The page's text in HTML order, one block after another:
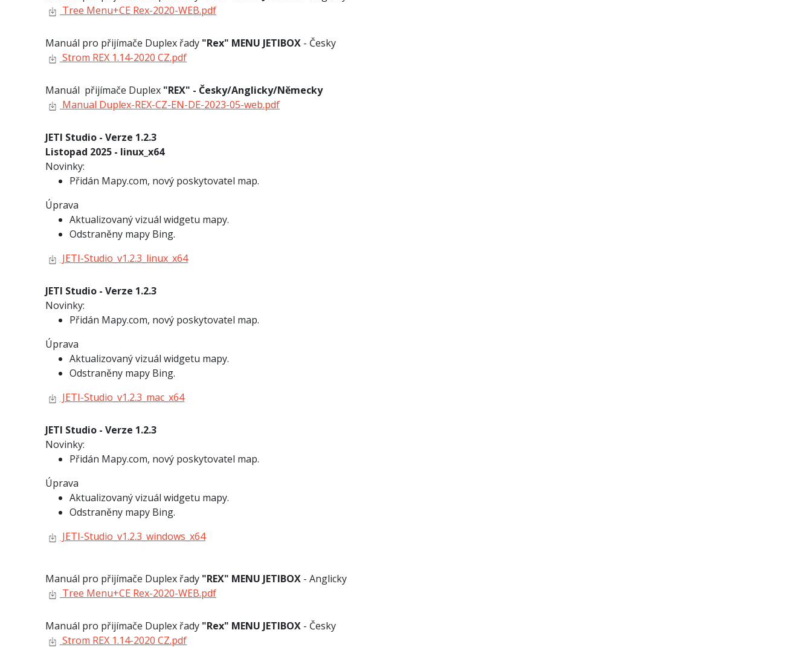
Tree Menu+CE Rex-2020-WEB.pdf
Manuál pro přijímače Duplex řady "Rex" MENU JETIBOX - Česky
Strom REX 1.14-2020 CZ.pdf
Manuál přijímače Duplex "REX" - Česky/Anglicky/Německy
Manual Duplex-REX-CZ-EN-DE-2023-05-web.pdf
JETI Studio - Verze 1.2.3
Listopad 2025 - linux_x64
Novinky:
Přidán Mapy.com, nový poskytovatel map.
Úprava
Aktualizovaný vizuál widgetu mapy.
Odstraněny mapy Bing.
JETI-Studio_v1.2.3_linux_x64
JETI Studio - Verze 1.2.3
Novinky:
Přidán Mapy.com, nový poskytovatel map.
Úprava
Aktualizovaný vizuál widgetu mapy.
Odstraněny mapy Bing.
JETI-Studio_v1.2.3_mac_x64
JETI Studio - Verze 1.2.3
Novinky:
Přidán Mapy.com, nový poskytovatel map.
Úprava
Aktualizovaný vizuál widgetu mapy.
Odstraněny mapy Bing.
JETI-Studio_v1.2.3_windows_x64
Manuál pro přijímače Duplex řady "REX" MENU JETIBOX - Anglicky
Tree Menu+CE Rex-2020-WEB.pdf
Manuál pro přijímače Duplex řady "Rex" MENU JETIBOX - Česky
Strom REX 1.14-2020 CZ.pdf